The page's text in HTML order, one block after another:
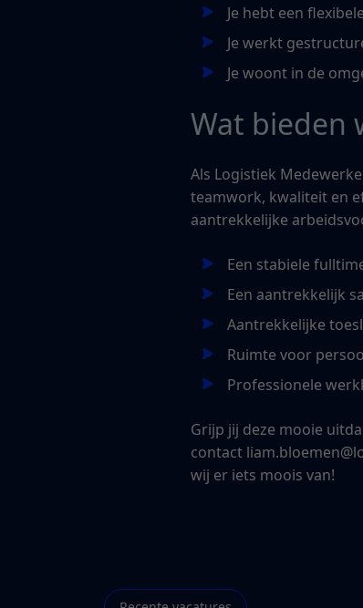
Je hebt een
Je werkt
Je woont in de
Wat bieden
Als Logistiek
teamwork, kwaliteit en
aantrekkelijke
Een stabiele
Een aantrekkelijk
Aantrekkelijke
Ruimte voor
Professionele
Grijp jij deze mooie
contact
wij er iets moois van!